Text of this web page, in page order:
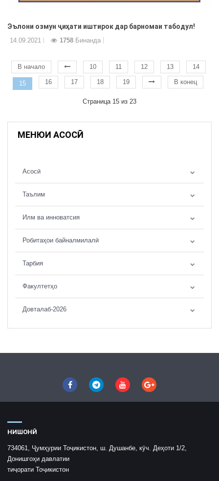
Эълони озмун ҷиҳати иштирок дар барномаи табодул!
14.09.2021 1758 Бинанда
В начало 10 11 12 13 14
15 16 17 18 19 В конец
Страница 15 из 23
МЕНЮИ АСОСӢ
Асосӣ
Таълим
Илм ва инноватсия
Робитаҳои байналмилалӣ
Тарбия
Факултетҳо
Довталаб-2026
НИШОНӢ
734061, Ҷумҳурии Тоҷикистон, ш. Душанбе, кӯч. Деҳоти 1/2,
Донишгоҳи давлатии
тиҷорати Тоҷикистон